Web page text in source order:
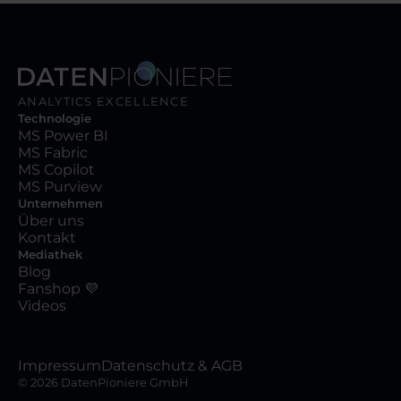
ANALYTICS EXCELLENCE
Technologie
MS Power BI
MS Fabric
MS Copilot
MS Purview
Unternehmen
Über uns
Kontakt
Mediathek
Blog
Fanshop 💜
Videos
ImpressumDatenschutz & AGB
© 2026 DatenPioniere GmbH